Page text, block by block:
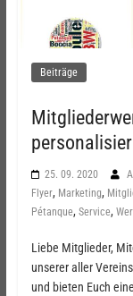
Beiträge
25. 09. 2020
Flyer, Marketing,
Pétanque, Service,
Liebe Mitglieder,
unserer aller
und bieten Euch